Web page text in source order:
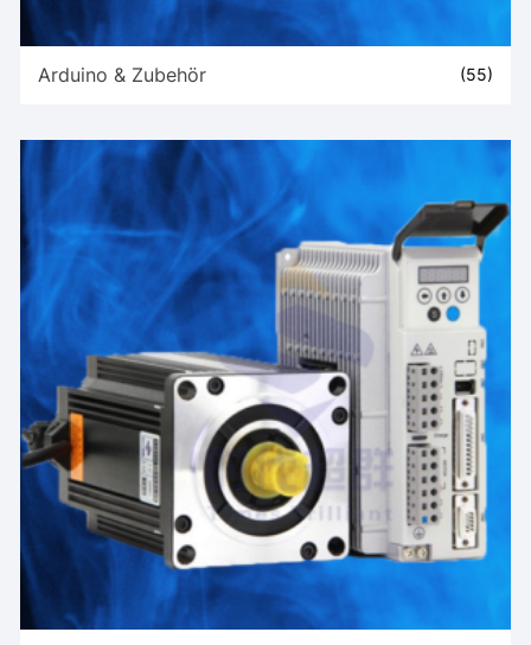
Arduino & Zubehör (55)